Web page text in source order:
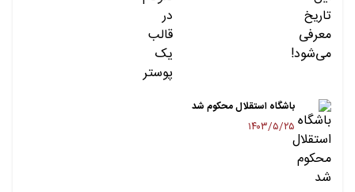
باشگاه استقلال محکوم شد
۱۴۰۳/۵/۲۵